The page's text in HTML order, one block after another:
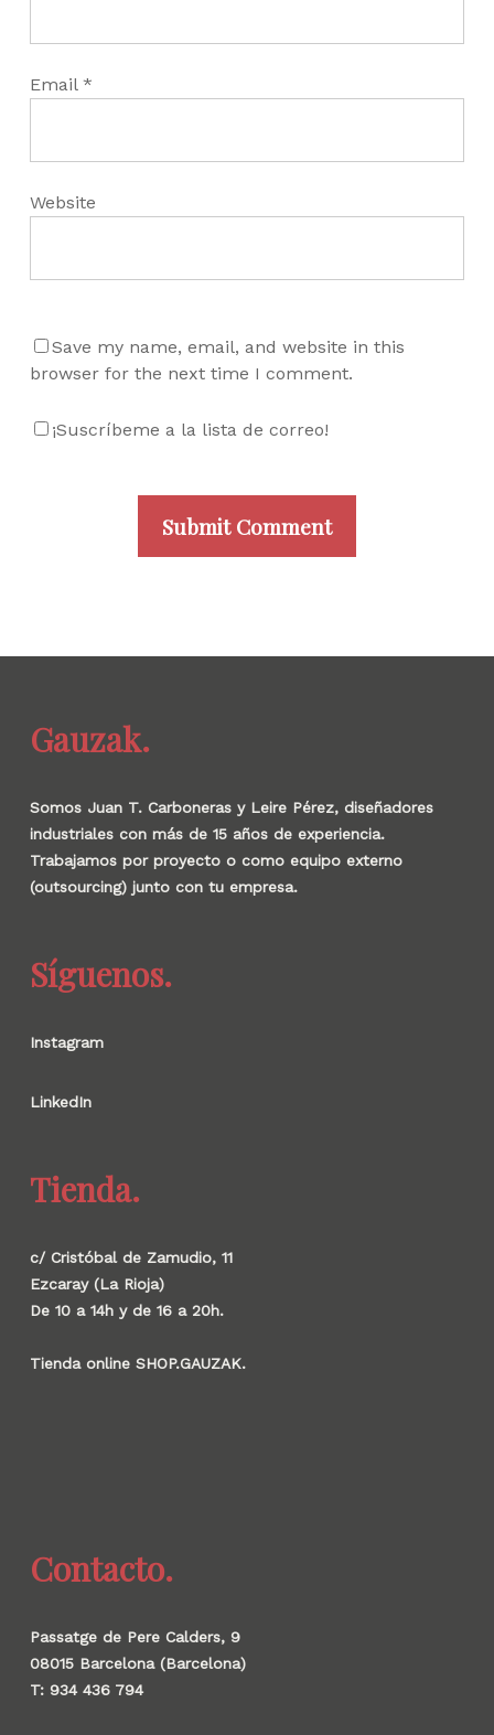
Email *
Website
Save my name, email, and website in this
browser for the next time I comment.
¡Suscríbeme a la lista de correo!
Gauzak.
Somos Juan T. Carboneras y Leire Pérez, diseñadores
industriales con más de 15 años de experiencia.
Trabajamos por proyecto o como equipo externo
(outsourcing) junto con tu empresa.
Síguenos.
Instagram
LinkedIn
Tienda.
c/ Cristóbal de Zamudio, 11
Ezcaray (La Rioja)
De 10 a 14h y de 16 a 20h.
Tienda online SHOP.GAUZAK.
Contacto.
Passatge de Pere Calders, 9
08015 Barcelona (Barcelona)
T: 934 436 794